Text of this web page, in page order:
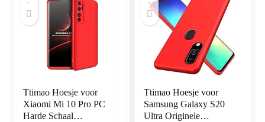
Ttimao Hoesje voor
Xiaomi Mi 10 Pro PC
Harde Schaal
Ttimao Hoesje voor
Samsung Galaxy S20
Ultra Originele